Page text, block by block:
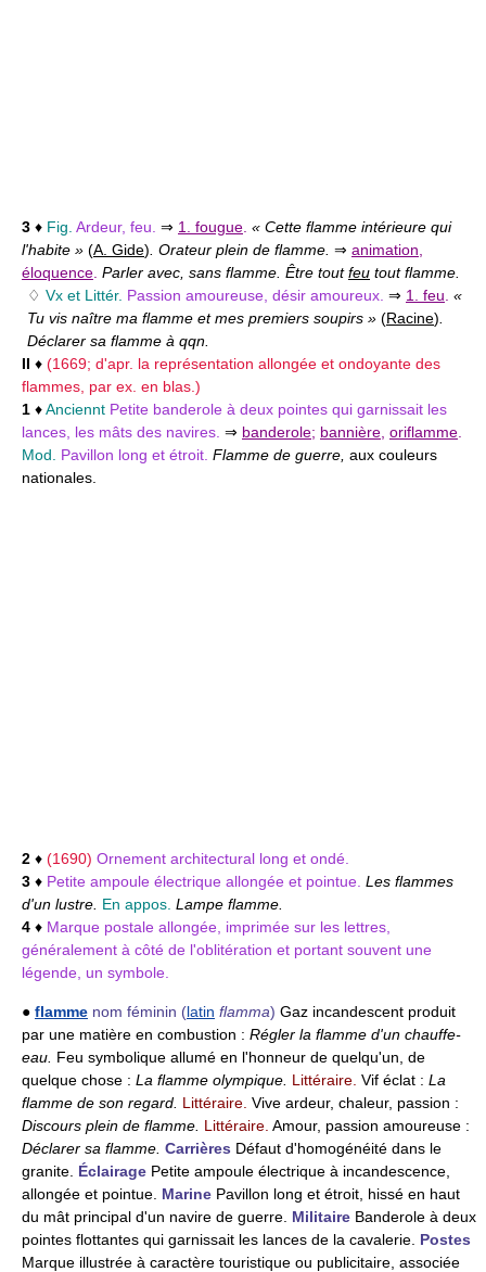
3 ♦ Fig. Ardeur, feu. ⇒ 1. fougue « Cette flamme intérieure qui
l'habite » (A. Gide) . Orateur plein de flamme. ⇒ animation
éloquence Parler avec, sans flamme. Être toutfeu tout flamme.
♢ Vx et Littér. Passion amoureuse, désir amoureux. ⇒ 1. feu «
Tu vis naître ma flamme et mes premiers soupirs » (Racine)
Déclarer sa flamme à qqn.
II ♦ (1669; d'apr. la représentation allongée et ondoyante des
flammes, par ex. en blas.)
1 ♦Anciennt Petite banderole à deux pointes qui garnissait les
lances, les mâts des navires. ⇒ banderole; bannière oriflamme
Mod.
Pavillon long et étroit. Flamme de guerre, aux couleurs
nationales.
2 ♦ (1690) Ornement architectural long et ondé.
3 ♦ Petite ampoule électrique allongée et pointue. Les flammes
d'un lustre. En appos. Lampe flamme.
4 ♦ Marque postale allongée, imprimée sur les lettres,
généralement à côté de l'oblitération et portant souvent une
légende, un symbole.
● flamme nom féminin (latin flamma) Gaz incandescent produit
par une matière en combustion : Régler la flamme d'un chauffe-
eau. Feu symbolique allumé en l'honneur de quelqu'un, de
quelque chose : La flamme olympique. Littéraire. Vif éclat : La
flamme de son regard. Littéraire. Vive ardeur, chaleur, passion :
Discours plein de flamme. Littéraire. Amour, passion amoureuse :
Déclarer sa flamme. Carrières Défaut d'homogénéité dans le
granite. Éclairage Petite ampoule électrique à incandescence,
allongée et pointue. Marine Pavillon long et étroit, hissé en haut
du mât principal d'un navire de guerre. Militaire Banderole à deux
pointes flottantes qui garnissait les lances de la cavalerie. Postes
Marque illustrée à caractère touristique ou publicitaire, associée